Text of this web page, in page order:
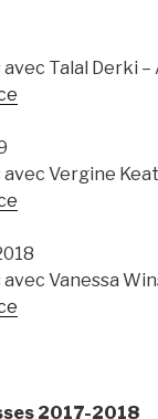
Talal Derki –
Vergine
Vanessa
2017-2018